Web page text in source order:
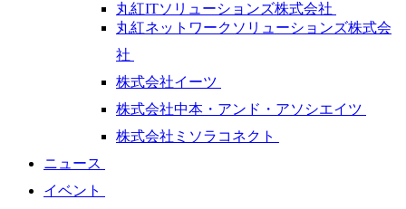
丸紅ITソリューションズ株式会社
丸紅ネットワークソリューションズ株式会
社
株式会社イーツ
株式会社中本・アンド・アソシエイツ
株式会社ミソラコネクト
ニュース
イベント